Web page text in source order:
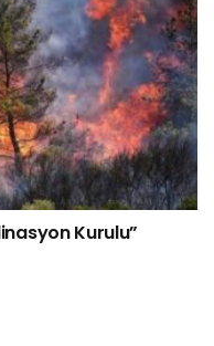
Kurulu”